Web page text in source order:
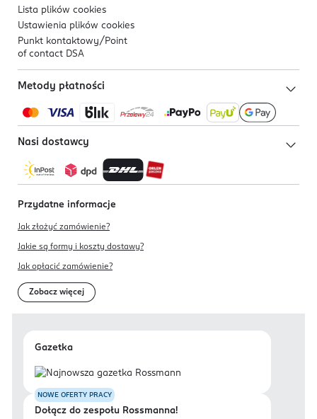
Lista plików cookies
Ustawienia plików cookies
Punkt kontaktowy/ Point
of contact DSA
Metody płatności
Nasi dostawcy
Przydatne informacje
Jak złożyć zamówienie?
Jakie są formy i koszty dostawy?
Jak opłacić zamówienie?
Zobacz więcej
Gazetka
NOWE OFERTY PRACY
Dołącz do zespołu Rossmanna!